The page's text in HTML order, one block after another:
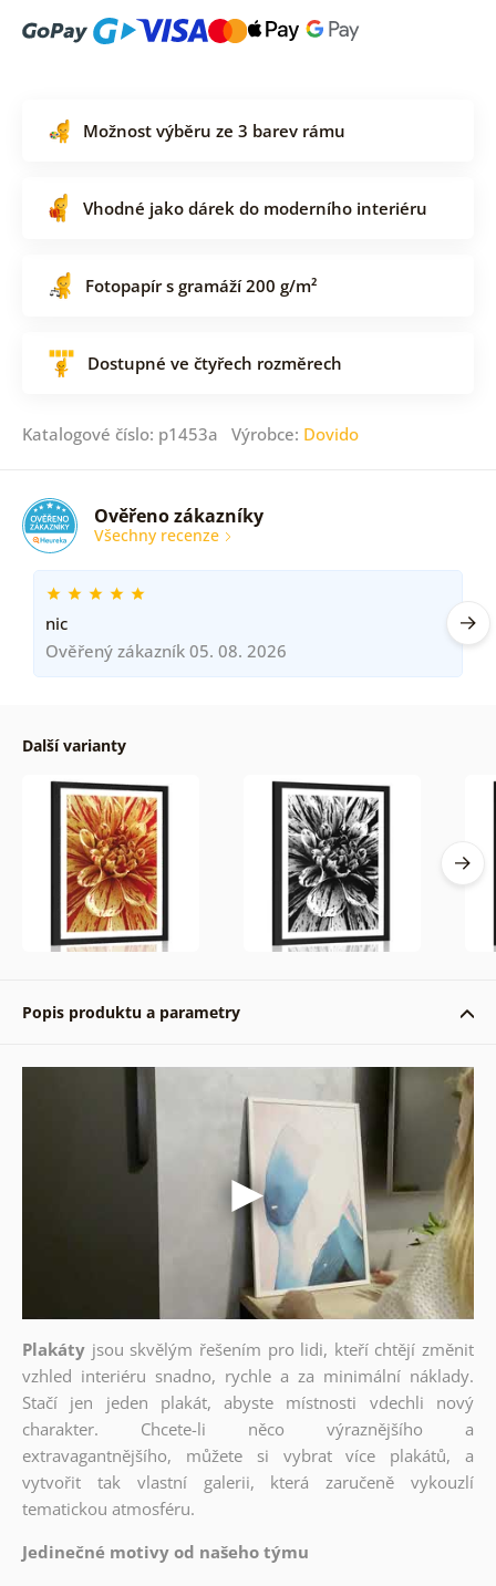
Možnost výběru ze 3 barev rámu
Vhodné jako dárek do moderního interiéru
Fotopapír s gramáží 200 g/m²
Dostupné ve čtyřech rozměrech
Katalogové číslo: p1453a Výrobce: Dovido
Ověřeno zákazníky
Všechny recenze
nic
Ověřený zákazník 05. 08. 2026
Další varianty
Popis produktu a parametry
Plakáty jsou skvělým řešením pro lidi, kteří chtějí změnit
vzhled interiéru snadno, rychle a za minimální náklady.
Stačí jen jeden plakát, abyste místnosti vdechli nový
charakter. Chcete-li něco výraznějšího a
extravagantnějšího, můžete si vybrat více plakátů, a
vytvořit tak vlastní galerii, která zaručeně vykouzlí
tematickou atmosféru.
Jedinečné motivy od našeho týmu